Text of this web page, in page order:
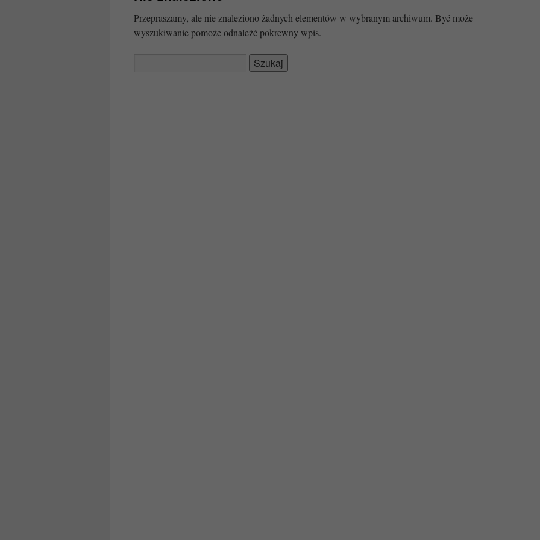
Przepraszamy, ale nie znaleziono żadnych elementów w wybranym archiwum. Być może
wyszukiwanie pomoże odnaleźć pokrewny wpis.